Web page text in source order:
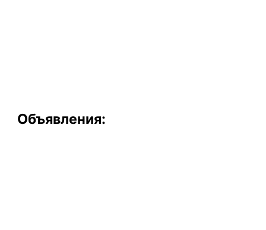
Объявления: